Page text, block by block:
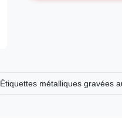
Étiquettes métalliques gravées